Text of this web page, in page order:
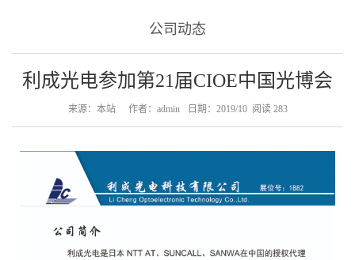
公司动态
利成光电参加第21届CIOE中国光博会
来源：本站 作者：admin 日期：2019/10 阅读 283